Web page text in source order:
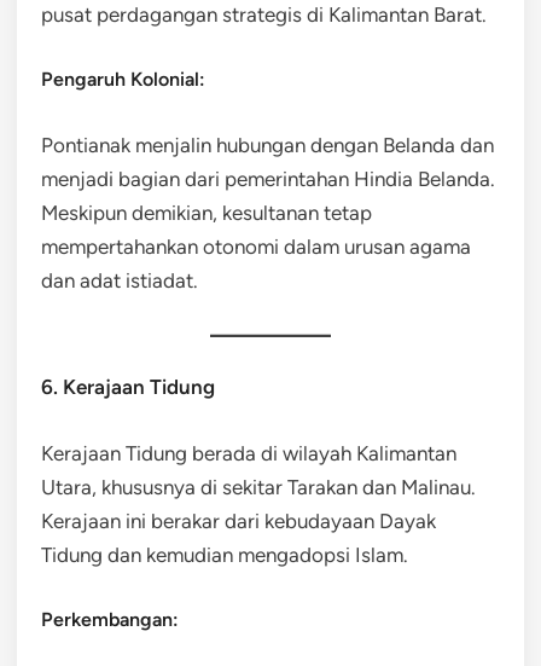
pusat perdagangan strategis di Kalimantan Barat.
Pengaruh Kolonial:
Pontianak menjalin hubungan dengan Belanda dan
menjadi bagian dari pemerintahan Hindia Belanda.
Meskipun demikian, kesultanan tetap
mempertahankan otonomi dalam urusan agama
dan adat istiadat.
6. Kerajaan Tidung
Kerajaan Tidung berada di wilayah Kalimantan
Utara, khususnya di sekitar Tarakan dan Malinau.
Kerajaan ini berakar dari kebudayaan Dayak
Tidung dan kemudian mengadopsi Islam.
Perkembangan: